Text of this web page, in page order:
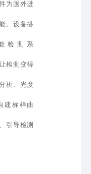
为国外进
。设备搭
检测系
让检测变得
析、光度
建标样曲
引导检测